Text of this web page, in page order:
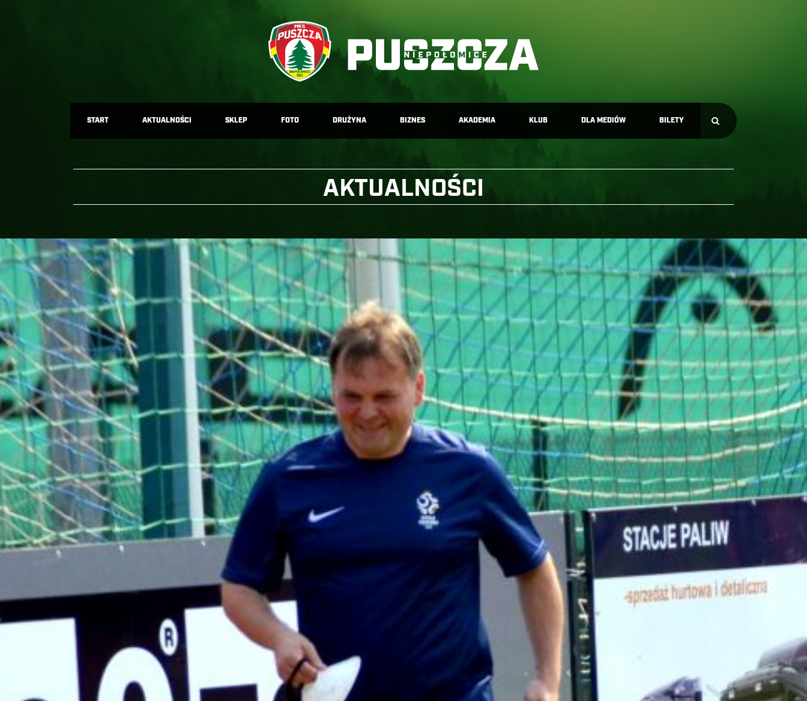
START AKTUALNOŚCI SKLEP FOTO DRUŻYNA BIZNES AKADEMIA KLUB DLA MEDIÓW BILETY
AKTUALNOŚCI